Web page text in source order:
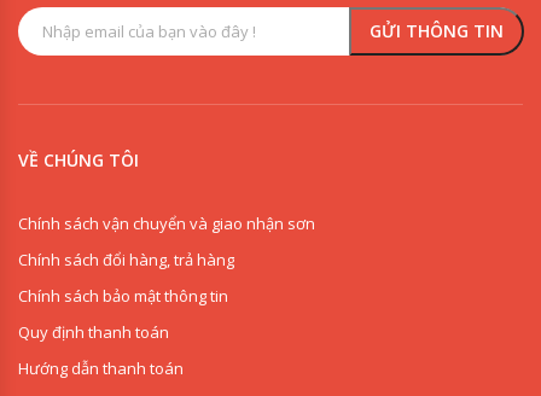
VỀ CHÚNG TÔI
Chính sách vận chuyển và giao nhận sơn
Chính sách đổi hàng, trả hàng
Chính sách bảo mật thông tin
Quy định thanh toán
Hướng dẫn thanh toán